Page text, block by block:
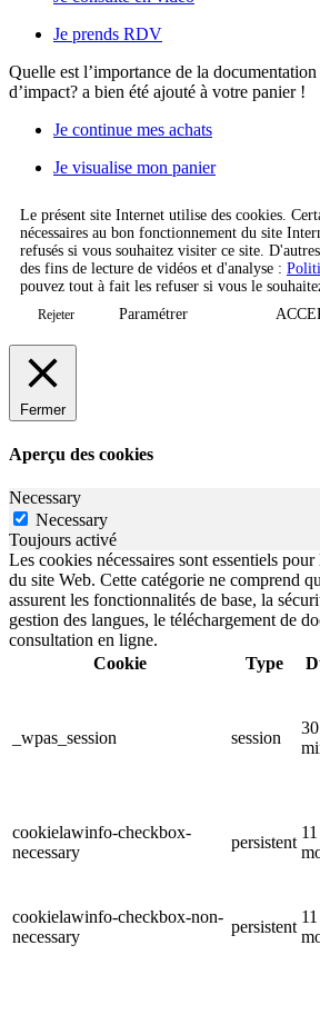
Je prends RDV
Quelle est l’importance de la
d’impact? a bien été ajouté à votre panier !
Je continue mes achats
Je visualise mon panier
Le présent site Internet utilise des cookies.
nécessaires au bon fonctionnement du site
refusés si vous souhaitez visiter ce site.
des fins de lecture de vidéos et d'analyse :
pouvez tout à fait les refuser si vous le
Rejeter Paramétrer
Fermer
Aperçu des cookies
Necessary
Necessary
Toujours activé
Les cookies nécessaires sont essentiels
du site Web. Cette catégorie ne comprend
assurent les fonctionnalités de base, la
gestion des langues, le téléchargement de
consultation en ligne.
Cookie
Type
_wpas_session session
30
cookielawinfo-checkbox-
necessary
persistent
11
cookielawinfo-checkbox-non-
necessary
persistent
11